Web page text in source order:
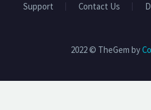
Support Contact Us
2022 © TheGem by